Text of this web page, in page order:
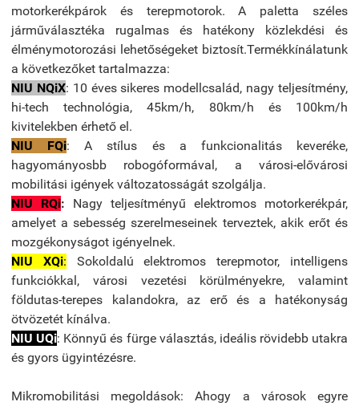
motorkerékpárok és terepmotorok. A paletta széles
járműválasztéka rugalmas és hatékony közlekdési és
élménymotorozási lehetőségeket biztosít.Termékkínálatunk
a következőket tartalmazza:
NIU NQiX: 10 éves sikeres modellcsalád, nagy teljesítmény,
hi-tech technológia, 45km/h, 80km/h és 100km/h
kivitelekben érhető el.
NIU FQi: A stílus és a funkcionalitás keveréke,
hagyományosbb robogóformával, a városi-elővárosi
mobilitási igények változatosságát szolgálja.
NIU RQi: Nagy teljesítményű elektromos motorkerékpár,
amelyet a sebesség szerelmeseinek terveztek, akik erőt és
mozgékonyságot igényelnek.
NIU XQi: Sokoldalú elektromos terepmotor, intelligens
funkciókkal, városi vezetési körülményekre, valamint
földutas-terepes kalandokra, az erő és a hatékonyság
ötvözetét kínálva.
NIU UQi: Könnyű és fürge választás, ideális rövidebb utakra
és gyors ügyintézésre.
Mikromobilitási megoldások: Ahogy a városok egyre